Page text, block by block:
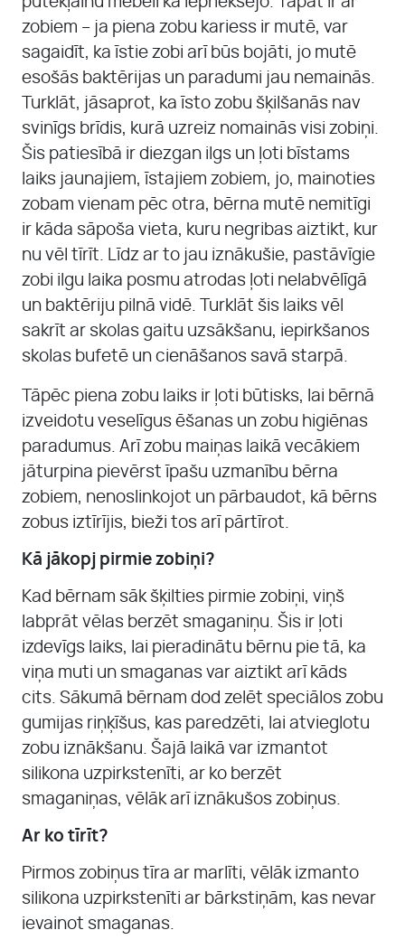
zobiem – ja piena zobu kariess ir mutē, var
sagaidīt, ka īstie zobi arī būs bojāti, jo mutē
esošās baktērijas un paradumi jau nemainās.
Turklāt, jāsaprot, ka īsto zobu šķilšanās nav
svinīgs brīdis, kurā uzreiz nomainās visi zobiņi.
Šis patiesībā ir diezgan ilgs un ļoti bīstams
laiks jaunajiem, īstajiem zobiem, jo, mainoties
zobam vienam pēc otra, bērna mutē nemitīgi
ir kāda sāpoša vieta, kuru negribas aiztikt, kur
nu vēl tīrīt. Līdz ar to jau iznākušie, pastāvīgie
zobi ilgu laika posmu atrodas ļoti nelabvēlīgā
un baktēriju pilnā vidē. Turklāt šis laiks vēl
sakrīt ar skolas gaitu uzsākšanu, iepirkšanos
skolas bufetē un cienāšanos savā starpā.
Tāpēc piena zobu laiks ir ļoti būtisks, lai bērnā
izveidotu veselīgus ēšanas un zobu higiēnas
paradumus. Arī zobu maiņas laikā vecākiem
jāturpina pievērst īpašu uzmanību bērna
zobiem, nenoslinkojot un pārbaudot, kā bērns
zobus iztīrījis, bieži tos arī pārtīrot.
Kā jākopj pirmie zobiņi?
Kad bērnam sāk šķilties pirmie zobiņi, viņš
labprāt vēlas berzēt smaganiņu. Šis ir ļoti
izdevīgs laiks, lai pieradinātu bērnu pie tā, ka
viņa muti un smaganas var aiztikt arī kāds
cits. Sākumā bērnam dod zelēt speciālos zobu
gumijas riņķīšus, kas paredzēti, lai atvieglotu
zobu iznākšanu. Šajā laikā var izmantot
silikona uzpirkstenīti, ar ko berzēt
smaganiņas, vēlāk arī iznākušos zobiņus.
Ar ko tīrīt?
Pirmos zobiņus tīra ar marlīti, vēlāk izmanto
silikona uzpirkstenīti ar bārkstiņām, kas nevar
ievainot smaganas.